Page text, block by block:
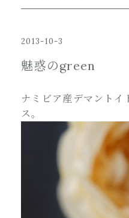
2013-10-3
魅惑のgreen
ナミビア産デマント
ス。